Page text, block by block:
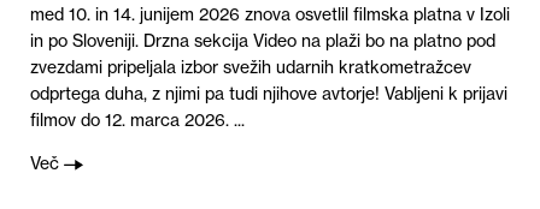
med 10. in 14. junijem 2026 znova osvetlil filmska platna v Izoli
in po Sloveniji. Drzna sekcija Video na plaži bo na platno pod
zvezdami pripeljala izbor svežih udarnih kratkometražcev
odprtega duha, z njimi pa tudi njihove avtorje! Vabljeni k prijavi
filmov do 12. marca 2026. ...
Več